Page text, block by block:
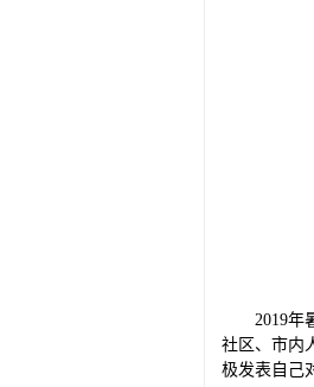
2019年
社区、市内
极发表自己